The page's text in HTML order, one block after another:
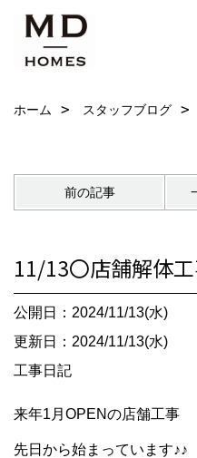
ホーム スタッフブログ
前の記事
11/13〇店舗解体
公開日：2024/11/13(水)
更新日：2024/11/13(水)
工事日記
来年1月OPENの店舗工事
先日から始まっています♪♪